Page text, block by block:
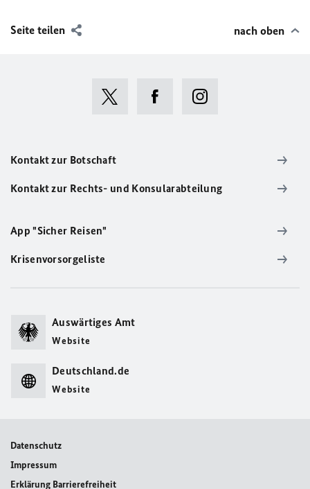
Seite teilen nach oben
Kontakt zur Botschaft
Kontakt zur Rechts- und Konsularabteilung
App "Sicher Reisen"
Krisenvorsorgeliste
Auswärtiges Amt
Website
Deutschland.de
Website
Datenschutz
Impressum
Erklärung Barrierefreiheit